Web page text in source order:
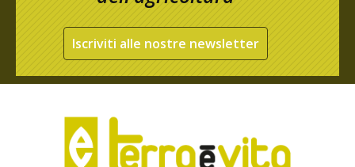
Iscriviti alle nostre newsletter